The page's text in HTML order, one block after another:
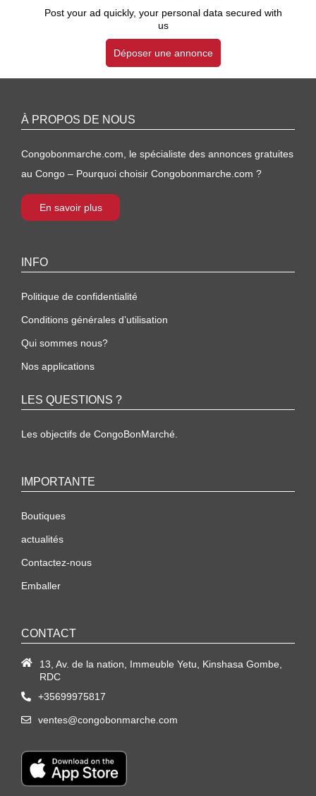
Post your ad quickly, your personal data secured with
us
Déposer une annonce
À PROPOS DE NOUS
Congobonmarche.com, le spécialiste des annonces gratuites
au Congo – Pourquoi choisir Congobonmarche.com ?
En savoir plus
INFO
Politique de confidentialité
Conditions générales d’utilisation
Qui sommes nous?
Nos applications
LES QUESTIONS ?
Les objectifs de CongoBonMarché.
IMPORTANTE
Boutiques
actualités
Contactez-nous
Emballer
CONTACT
13, Av. de la nation, Immeuble Yetu, Kinshasa Gombe,
RDC
+35699975817
ventes@congobonmarche.com